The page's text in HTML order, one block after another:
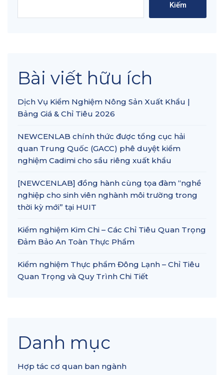
Kiếm
Bài viết hữu ích
Dịch Vụ Kiểm Nghiệm Nông Sản Xuất Khẩu |
Bảng Giá & Chỉ Tiêu 2026
NEWCENLAB chính thức được tổng cục hải
quan Trung Quốc (GACC) phê duyệt kiểm
nghiệm Cadimi cho sầu riêng xuất khẩu
[NEWCENLAB] đồng hành cùng tọa đàm “nghề
nghiệp cho sinh viên nghành môi trường trong
thời kỳ mới” tại HUIT
Kiểm nghiệm Kim Chi – Các Chỉ Tiêu Quan Trọng
Đảm Bảo An Toàn Thực Phẩm
Kiểm nghiệm Thực phẩm Đông Lạnh – Chỉ Tiêu
Quan Trọng và Quy Trình Chi Tiết
Danh mục
Hợp tác cơ quan ban ngành